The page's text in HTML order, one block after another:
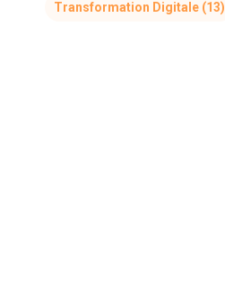
Transformation Digitale(13)